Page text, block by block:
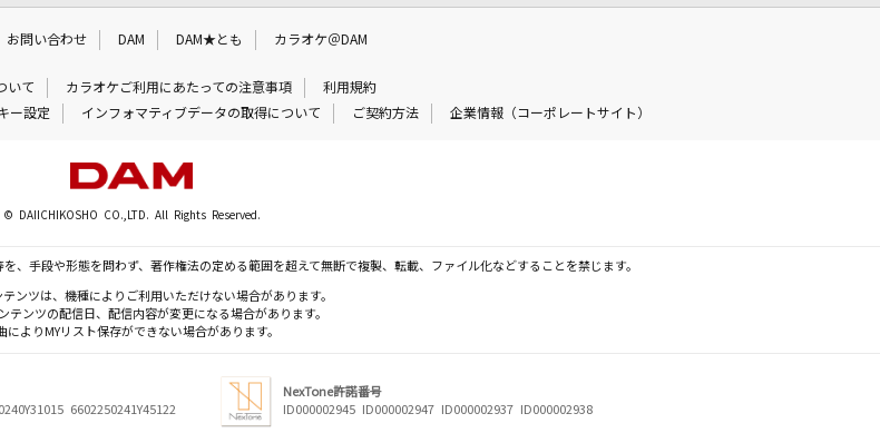
お問い合わせ DAM DAM★とも カラオケ＠DAM
いて カラオケご利用にあたっての注意事項
利用規約
ー設定 インフォマティブデータの取得について ご契約方法 企業情報（コーポレートサイト）
© DAIICHIKOSHO CO.,LTD. All Rights Reserved.
、手段や形態を問わず、著作権法の定める範囲を超えて無断で複製、転載、ファイル化などすることを禁じます。
ンツは、機種によりご利用いただけない場合があります。
テンツの配信日、配信内容が変更になる場合があります。
によりMYリスト保存ができない場合があります。
6602250241Y45122
NexTone許諾番号
ID000002945 ID000002947 ID000002937 ID000002938